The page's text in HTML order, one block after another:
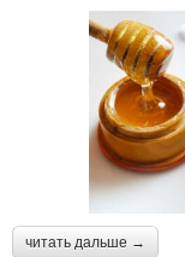
читать дальше →